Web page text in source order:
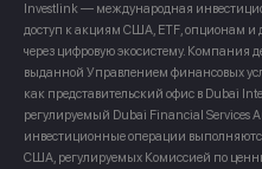
Investlink — международная
доступ к акциям США, ETF, опционам
через цифровую экосистему. Компания
выданной Управлением финансовых
как представительский офис в Dubai
регулируемый Dubai Financial Services
инвестиционные операции
США, регулируемых Комиссией по